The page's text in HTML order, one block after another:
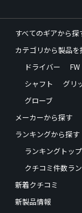
すべてのギアから探
カテゴリから製品を
ドライバー
FW
シャフト
グリ
グローブ
メーカーから探す
ランキングから探す
ランキングトップ
クチコミ件数ラ
新着クチコミ
新製品情報